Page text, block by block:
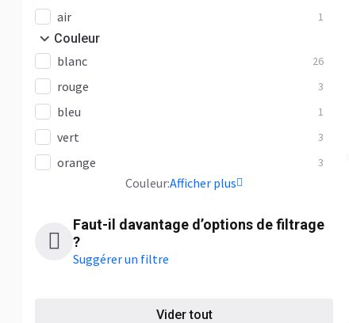
air 1
Сouleur
blanc 26
rouge 3
bleu 1
vert 3
orange 3
Сouleur:Afficher plus
Faut-il davantage d’options de filtrage
?
Suggérer un filtre
Vider tout